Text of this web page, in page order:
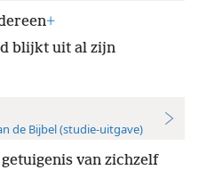
+
blijkt uit al zijn
de Bijbel (studie-uitgave)
van zichzelf